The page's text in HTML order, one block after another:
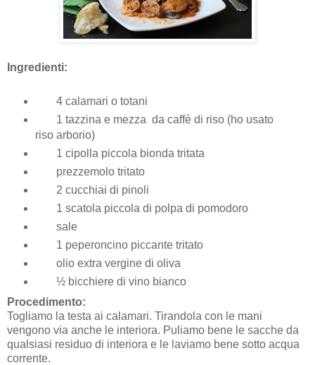
Ingredienti:
4 calamari o totani
1 tazzina e mezza da caffè di riso (ho usato
riso arborio)
1 cipolla piccola bionda tritata
prezzemolo tritato
2 cucchiai di pinoli
1 scatola piccola di polpa di pomodoro
sale
1 peperoncino piccante tritato
olio extra vergine di oliva
½ bicchiere di vino bianco
Procedimento:
Togliamo la testa ai calamari. Tirandola con le mani
vengono via anche le interiora. Puliamo bene le sacche da
qualsiasi residuo di interiora e le laviamo bene sotto acqua
corrente.